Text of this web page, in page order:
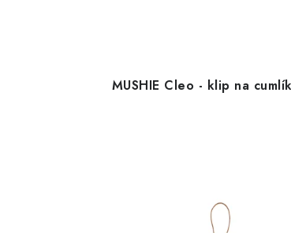
MUSHIE Cleo - klip na